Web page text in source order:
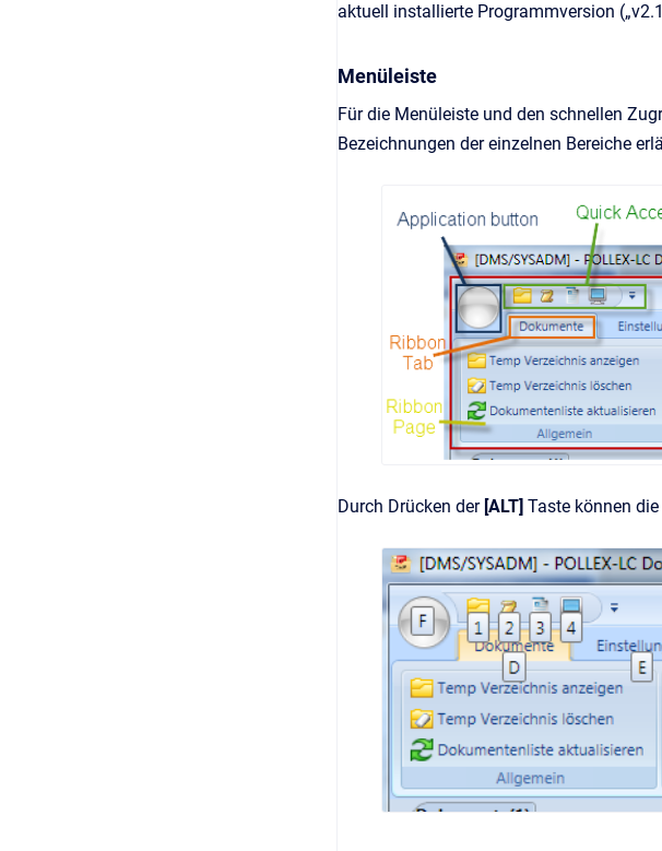
aktuell installierte Programmversion
Menüleiste
Für die Menüleiste und den schnellen
Bezeichnungen der einzelnen Bereiche
Durch Drücken der [ALT] Taste können